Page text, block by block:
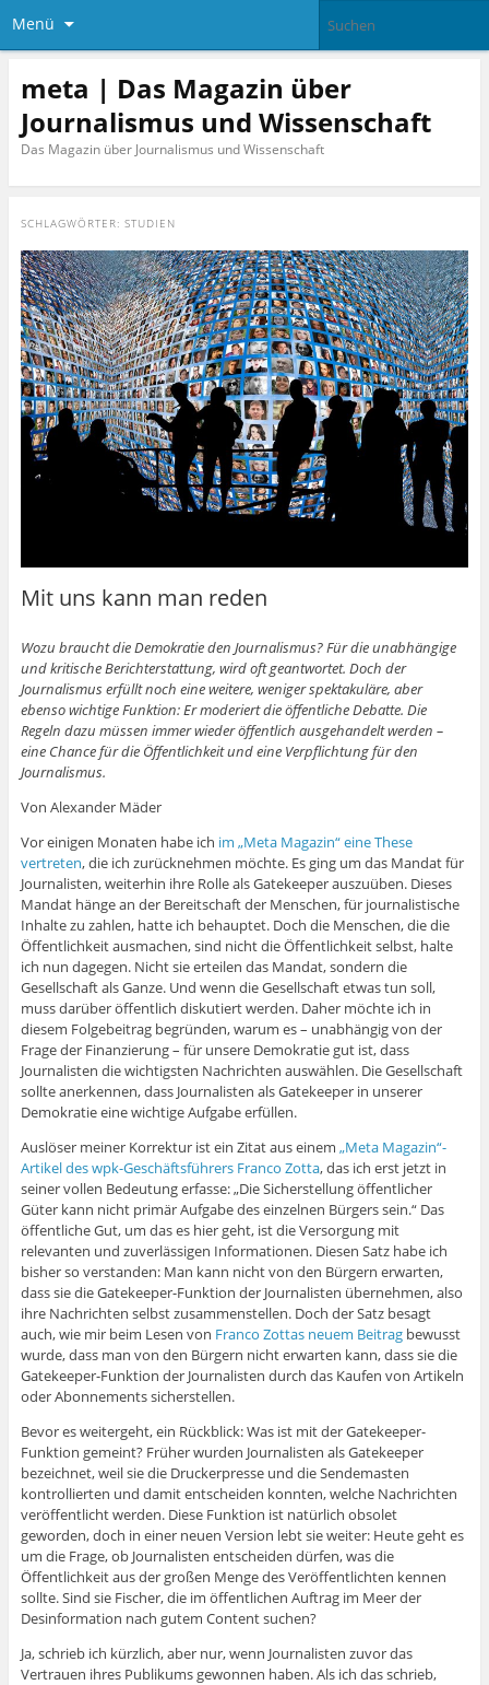
Menü
meta | Das Magazin über
Journalismus und Wissenschaft
Das Magazin über Journalismus und Wissenschaft
SCHLAGWÖRTER: STUDIEN
Mit uns kann man reden
Wozu braucht die Demokratie den Journalismus? Für die unabhängige
und kritische Berichterstattung, wird oft geantwortet. Doch der
Journalismus erfüllt noch eine weitere, weniger spektakuläre, aber
ebenso wichtige Funktion: Er moderiert die öffentliche Debatte. Die
Regeln dazu müssen immer wieder öffentlich ausgehandelt werden –
eine Chance für die Öffentlichkeit und eine Verpflichtung für den
Journalismus.
Von Alexander Mäder
Vor einigen Monaten habe ich im „Meta Magazin“ eine These
vertreten, die ich zurücknehmen möchte. Es ging um das Mandat für
Journalisten, weiterhin ihre Rolle als Gatekeeper auszuüben. Dieses
Mandat hänge an der Bereitschaft der Menschen, für journalistische
Inhalte zu zahlen, hatte ich behauptet. Doch die Menschen, die die
Öffentlichkeit ausmachen, sind nicht die Öffentlichkeit selbst, halte
ich nun dagegen. Nicht sie erteilen das Mandat, sondern die
Gesellschaft als Ganze. Und wenn die Gesellschaft etwas tun soll,
muss darüber öffentlich diskutiert werden. Daher möchte ich in
diesem Folgebeitrag begründen, warum es – unabhängig von der
Frage der Finanzierung – für unsere Demokratie gut ist, dass
Journalisten die wichtigsten Nachrichten auswählen. Die Gesellschaft
sollte anerkennen, dass Journalisten als Gatekeeper in unserer
Demokratie eine wichtige Aufgabe erfüllen.
Auslöser meiner Korrektur ist ein Zitat aus einem „Meta Magazin“-
Artikel des wpk-Geschäftsführers Franco Zotta, das ich erst jetzt in
seiner vollen Bedeutung erfasse: „Die Sicherstellung öffentlicher
Güter kann nicht primär Aufgabe des einzelnen Bürgers sein.“ Das
öffentliche Gut, um das es hier geht, ist die Versorgung mit
relevanten und zuverlässigen Informationen. Diesen Satz habe ich
bisher so verstanden: Man kann nicht von den Bürgern erwarten,
dass sie die Gatekeeper-Funktion der Journalisten übernehmen, also
ihre Nachrichten selbst zusammenstellen. Doch der Satz besagt
auch, wie mir beim Lesen von Franco Zottas neuem Beitragbewusst
wurde, dass man von den Bürgern nicht erwarten kann, dass sie die
Gatekeeper-Funktion der Journalisten durch das Kaufen von Artikeln
oder Abonnements sicherstellen.
Bevor es weitergeht, ein Rückblick: Was ist mit der Gatekeeper-
Funktion gemeint? Früher wurden Journalisten als Gatekeeper
bezeichnet, weil sie die Druckerpresse und die Sendemasten
kontrollierten und damit entscheiden konnten, welche Nachrichten
veröffentlicht werden. Diese Funktion ist natürlich obsolet
geworden, doch in einer neuen Version lebt sie weiter: Heute geht es
um die Frage, ob Journalisten entscheiden dürfen, was die
Öffentlichkeit aus der großen Menge des Veröffentlichten kennen
sollte. Sind sie Fischer, die im öffentlichen Auftrag im Meer der
Desinformation nach gutem Content suchen?
Ja, schrieb ich kürzlich, aber nur, wenn Journalisten zuvor das
Vertrauen ihres Publikums gewonnen haben. Als ich das schrieb,